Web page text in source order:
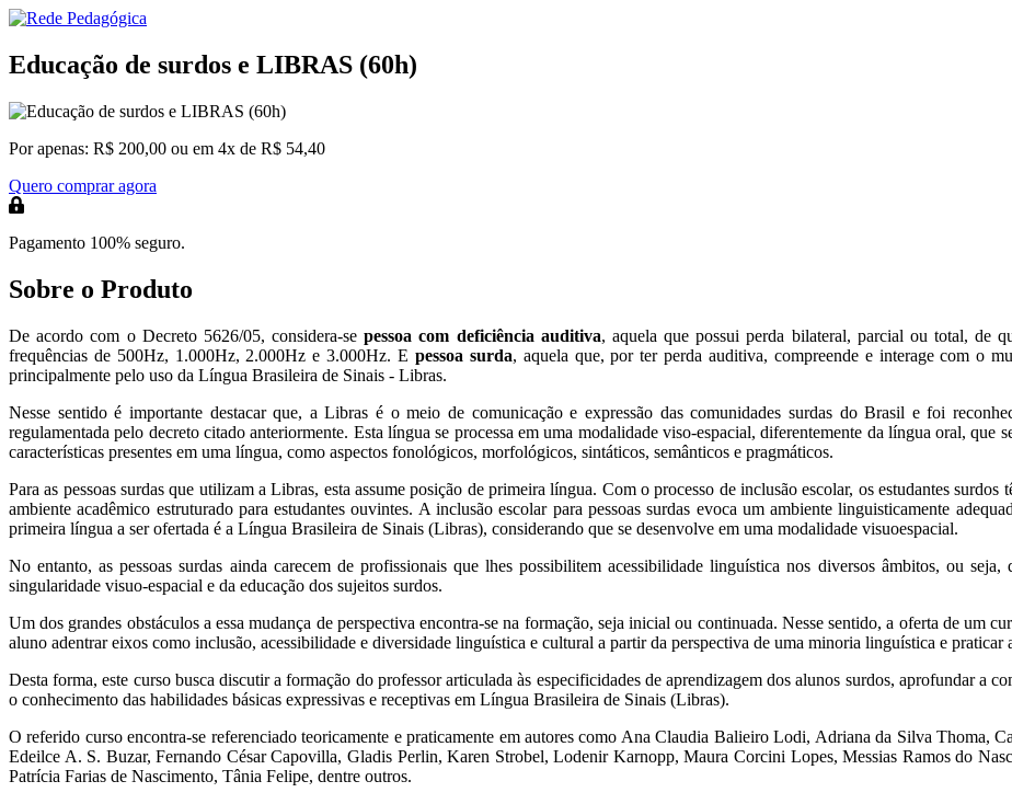
Educação de surdos e LIBRAS (60h)
Por apenas: R$ 200,00 ou em 4x de R$ 54,40
Quero comprar agora
Pagamento 100% seguro.
Sobre o Produto
De acordo com o Decreto 5626/05, considera-sepessoa com deficiência auditiva, aquela que possui perda bilateral, parcial ou total, de
frequências de 500Hz, 1.000Hz, 2.000Hz e 3.000Hz. E pessoa surda, aquela que, por ter perda auditiva, compreende e interage com o
principalmente pelo uso da Língua Brasileira de Sinais - Libras.
Nesse sentido é importante destacar que, a Libras é o meio de comunicação e expressão das comunidades surdas do Brasil e foi
regulamentada pelo decreto citado anteriormente. Esta língua se processa em uma modalidade viso-espacial, diferentemente da língua oral, que
características presentes em uma língua, como aspectos fonológicos, morfológicos, sintáticos, semânticos e pragmáticos.
Para as pessoas surdas que utilizam a Libras, esta assume posição de primeira língua. Com o processo de inclusão escolar, os estudantes
ambiente acadêmico estruturado para estudantes ouvintes. A inclusão escolar para pessoas surdas evoca um ambiente linguisticamente
primeira língua a ser ofertada é a Língua Brasileira de Sinais (Libras), considerando que se desenvolve em uma modalidade visuoespacial.
No entanto, as pessoas surdas ainda carecem de profissionais que lhes possibilitem acessibilidade linguística nos diversos âmbitos, ou
singularidade visuo-espacial e da educação dos sujeitos surdos.
Um dos grandes obstáculos a essa mudança de perspectiva encontra-se na formação, seja inicial ou continuada. Nesse sentido, a oferta de um
aluno adentrar eixos como inclusão, acessibilidade e diversidade linguística e cultural a partir da perspectiva de uma minoria linguística e praticar
Desta forma, este curso busca discutir a formação do professor articulada às especificidades de aprendizagem dos alunos surdos, aprofundar a
o conhecimento das habilidades básicas expressivas e receptivas em Língua Brasileira de Sinais (Libras).
O referido curso encontra-se referenciado teoricamente e praticamente em autores como Ana Claudia Balieiro Lodi, Adriana da Silva Thoma,
Edeilce A. S. Buzar, Fernando César Capovilla, Gladis Perlin, Karen Strobel, Lodenir Karnopp, Maura Corcini Lopes, Messias Ramos do
Patrícia Farias de Nascimento, Tânia Felipe, dentre outros.